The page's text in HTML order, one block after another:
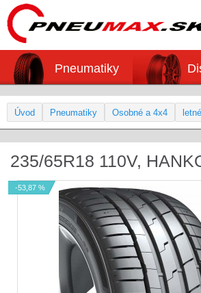
Pneumatiky
Úvod Pneumatiky Osobné a 4x4 letné
235/65R18 110V,
-53,87 %